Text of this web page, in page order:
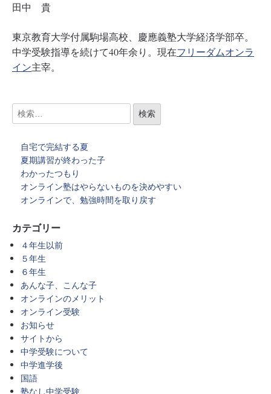
田中 貴
東京教育大学付属駒場高校、慶應義塾大学経済学部卒。
中学受験指導を続けて40年余り。現在フリーダムオンラ
イン主宰。
自宅で完結する夏
夏期講習が終わった子
わかったつもり
オンライン塾はやらないものを決めやすい
オンラインで、勉強時間を取り戻す
カテゴリー
４年生以前
５年生
６年生
あんな子、こんな子
オンラインのメリット
オンライン受験
お知らせ
サイトから
中学受験について
中学進学後
国語
塾なし中学受験